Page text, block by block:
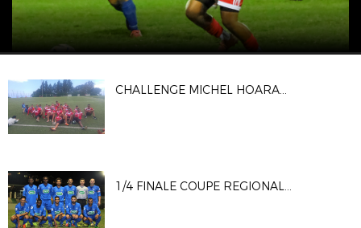
CHALLENGE MICHEL HOARAU U11 U13 DU CLUB AS GUILLAUME
1/4 FINALE COUPE REGIONALE DE FRANCE